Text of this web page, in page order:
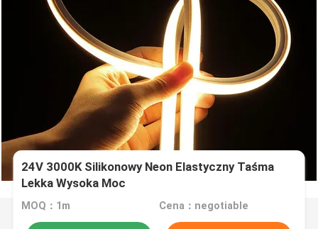
24V 3000K Silikonowy Neon Elastyczny Taśma
Lekka Wysoka Moc
MOQ：1m Cena：negotiable